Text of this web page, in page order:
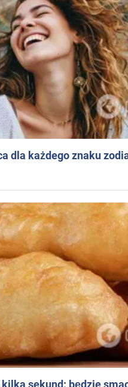
dla każdego znaku
sekund: będzie